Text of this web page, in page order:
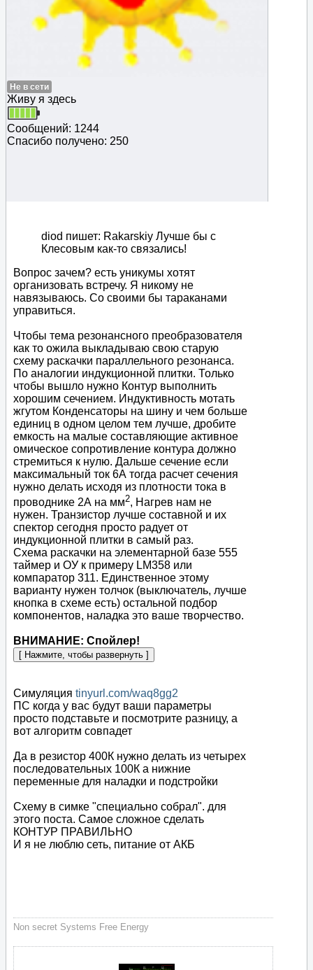
Не в сети
Живу я здесь
Сообщений: 1244
Спасибо получено: 250
diod пишет: Rakarskiy Лучше бы с
Клесовым как-то связались!
Вопрос зачем? есть уникумы хотят
организовать встречу. Я никому не
навязываюсь. Со своими бы тараканами
управиться.
Чтобы тема резонансного преобразователя
как то ожила выкладываю свою старую
схему раскачки параллельного резонанса.
По аналогии индукционной плитки. Только
чтобы вышло нужно Контур выполнить
хорошим сечением. Индуктивность мотать
жгутом Конденсаторы на шину и чем больше
единиц в одном целом тем лучше, дробите
емкость на малые составляющие активное
омическое сопротивление контура должно
стремиться к нулю. Дальше сечение если
максимальный ток 6А тогда расчет сечения
нужно делать исходя из плотности тока в
проводнике 2А на мм2, Нагрев нам не
нужен. Транзистор лучше составной и их
спектор сегодня просто радует от
индукционной плитки в самый раз.
Схема раскачки на элементарной базе 555
таймер и ОУ к примеру LM358 или
компаратор 311. Единственное этому
варианту нужен толчок (выключатель, лучше
кнопка в схеме есть) остальной подбор
компонентов, наладка это ваше творчество.
ВНИМАНИЕ: Спойлер!
Симуляция tinyurl.com/waq8gg2
ПС когда у вас будут ваши параметры
просто подставьте и посмотрите разницу, а
вот алгоритм совпадет
Да в резистор 400К нужно делать из четырех
последовательных 100К а нижние
переменные для наладки и подстройки
Схему в симке "специально собрал". для
этого поста. Самое сложное сделать
КОНТУР ПРАВИЛЬНО
И я не люблю сеть, питание от АКБ
Non secret Systems Free Energy